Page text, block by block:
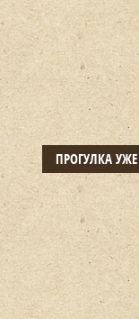
ПРОГУЛКА